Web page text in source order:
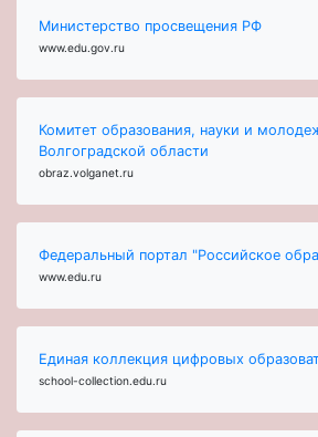
Министерство просвещения РФ
www.edu.gov.ru
Комитет образования, науки и
Волгоградской области
obraz.volganet.ru
Федеральный портал "Российское
www.edu.ru
Единая коллекция цифровых
school-collection.edu.ru